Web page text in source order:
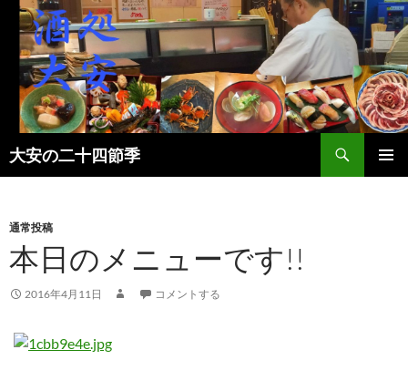
大安の二十四節季
検
索
ン
へ
キ
プ
通常投稿
本日のメニューです!!
2016年4月11日 コメントする